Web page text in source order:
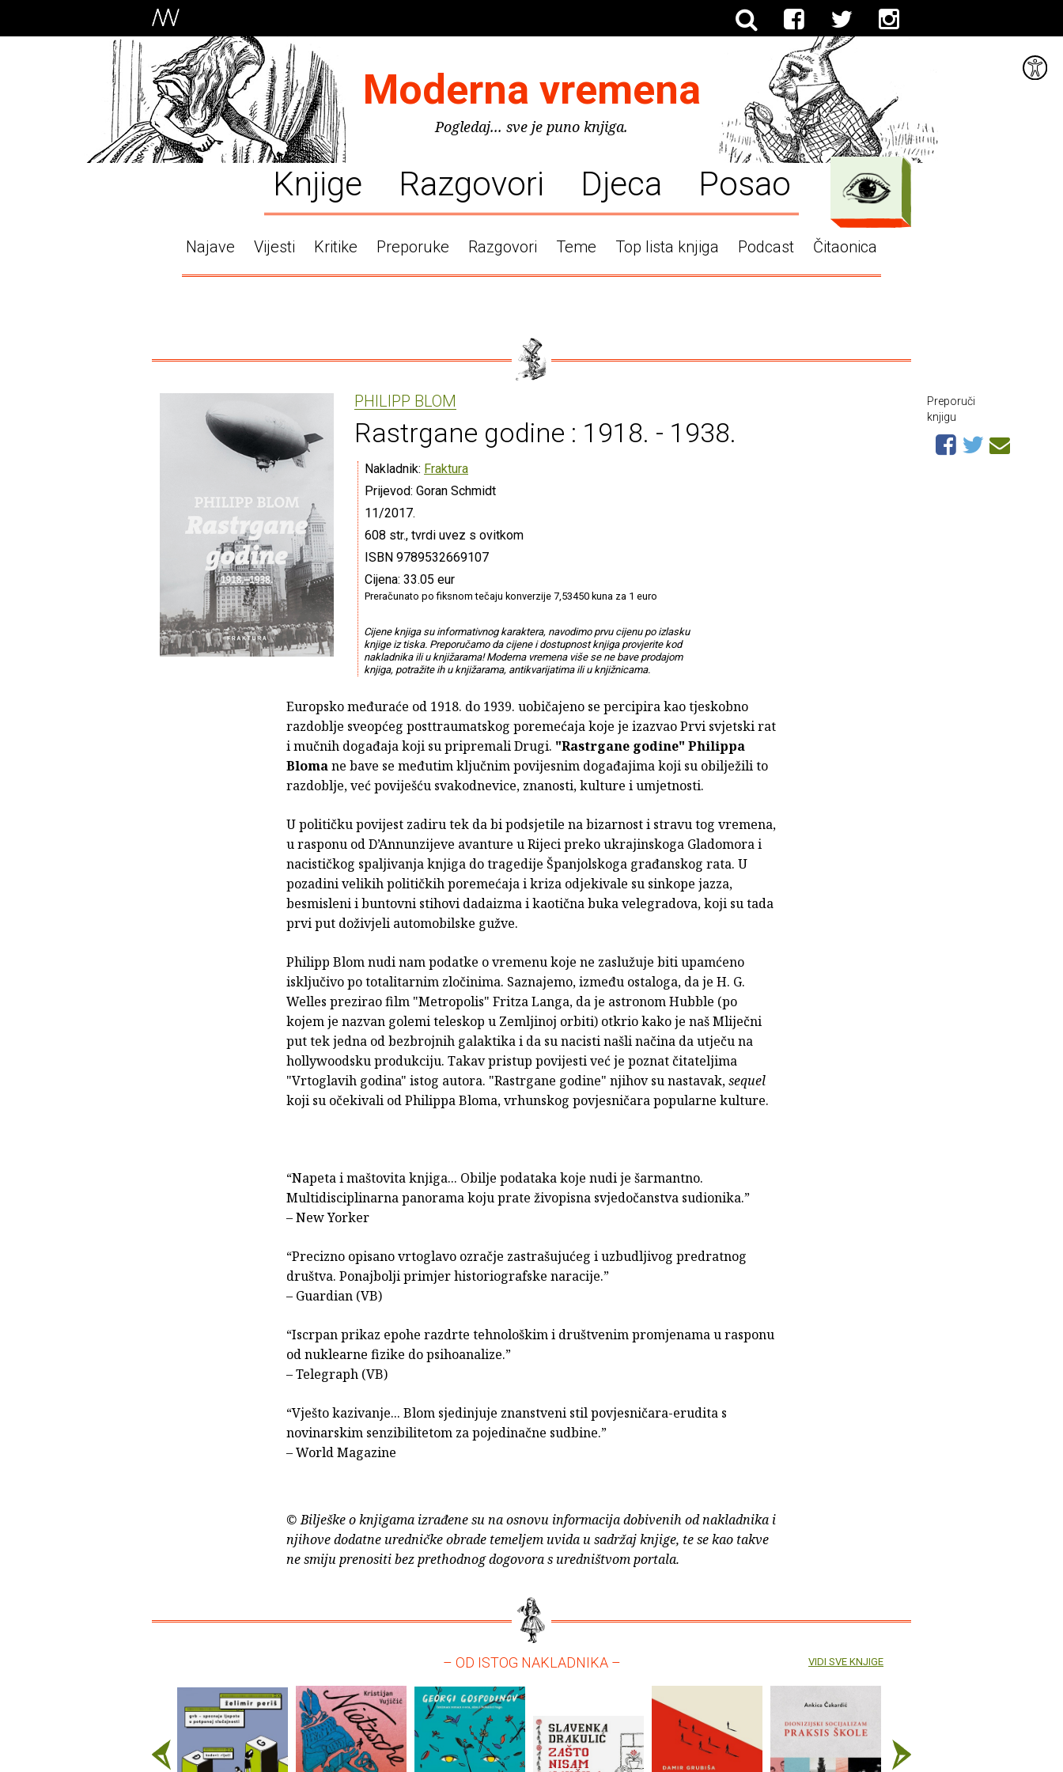
Moderna vremena
Pogledaj... sve je puno knjiga.
Knjige Razgovori Djeca Posao
Najave Vijesti Kritike Preporuke Razgovori Teme Top lista knjiga Podcast Čitaonica
PHILIPP BLOM
Rastrgane godine : 1918. - 1938.
Nakladnik: Fraktura
Prijevod: Goran Schmidt
11/2017.
608 str., tvrdi uvez s ovitkom
ISBN 9789532669107
Cijena: 33.05 eur
Preračunato po fiksnom tečaju konverzije 7,53450 kuna za 1 euro
Cijene knjiga su informativnog karaktera, navodimo prvu cijenu po izlasku
knjige iz tiska. Preporučamo da cijene i dostupnost knjiga provjerite kod
nakladnika ili u knjižarama! Moderna vremena više se ne bave prodajom
knjiga, potražite ih u knjižarama, antikvarijatima ili u knjižnicama.
Europsko međuraće od 1918. do 1939. uobičajeno se percipira kao tjeskobno
razdoblje sveopćeg posttraumatskog poremećaja koje je izazvao Prvi svjetski rat
i mučnih događaja koji su pripremali Drugi. "Rastrgane godine" Philippa
Blomane bave se međutim ključnim povijesnim događajima koji su obilježili to
razdoblje, već poviješću svakodnevice, znanosti, kulture i umjetnosti.
U političku povijest zadiru tek da bi podsjetile na bizarnost i stravu tog vremena,
u rasponu od D’Annunzijeve avanture u Rijeci preko ukrajinskoga Gladomora i
nacističkog spaljivanja knjiga do tragedije Španjolskoga građanskog rata. U
pozadini velikih političkih poremećaja i kriza odjekivale su sinkope jazza,
besmisleni i buntovni stihovi dadaizma i kaotična buka velegradova, koji su tada
prvi put doživjeli automobilske gužve.
Philipp Blom nudi nam podatke o vremenu koje ne zaslužuje biti upamćeno
isključivo po totalitarnim zločinima. Saznajemo, između ostaloga, da je H. G.
Welles prezirao film "Metropolis" Fritza Langa, da je astronom Hubble (po
kojem je nazvan golemi teleskop u Zemljinoj orbiti) otkrio kako je naš Mliječni
put tek jedna od bezbrojnih galaktika i da su nacisti našli načina da utječu na
hollywoodsku produkciju. Takav pristup povijesti već je poznat čitateljima
"Vrtoglavih godina" istog autora. "Rastrgane godine" njihov su nastavak,sequel
koji su očekivali od Philippa Bloma, vrhunskog povjesničara popularne kulture.
“Napeta i maštovita knjiga... Obilje podataka koje nudi je šarmantno.
Multidisciplinarna panorama koju prate živopisna svjedočanstva sudionika.”
– New Yorker
“Precizno opisano vrtoglavo ozračje zastrašujućeg i uzbudljivog predratnog
društva. Ponajbolji primjer historiografske naracije.”
– Guardian (VB)
“Iscrpan prikaz epohe razdrte tehnološkim i društvenim promjenama u rasponu
od nuklearne fizike do psihoanalize.”
– Telegraph (VB)
“Vješto kazivanje... Blom sjedinjuje znanstveni stil povjesničara-erudita s
novinarskim senzibilitetom za pojedinačne sudbine.”
– World Magazine
© Bilješke o knjigama izrađene su na osnovu informacija dobivenih od nakladnika i
njihove dodatne uredničke obrade temeljem uvida u sadržaj knjige, te se kao takve
ne smiju prenositi bez prethodnog dogovora s uredništvom portala.
Preporuči
knjigu
– OD ISTOG NAKLADNIKA – VIDI SVE KNJIGE